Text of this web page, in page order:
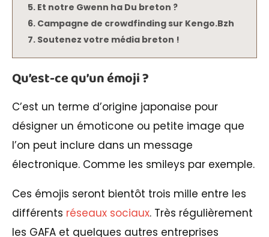
Et notre Gwenn ha Du breton ?
Campagne de crowdfinding sur Kengo.Bzh
Soutenez votre média breton !
Qu’est-ce qu’un émoji ?
C’est un terme d’origine japonaise pour
désigner un émoticone ou petite image que
l’on peut inclure dans un message
électronique. Comme les smileys par exemple.
Ces émojis seront bientôt trois mille entre les
différents réseaux sociaux. Très régulièrement
les GAFA et quelques autres entreprises